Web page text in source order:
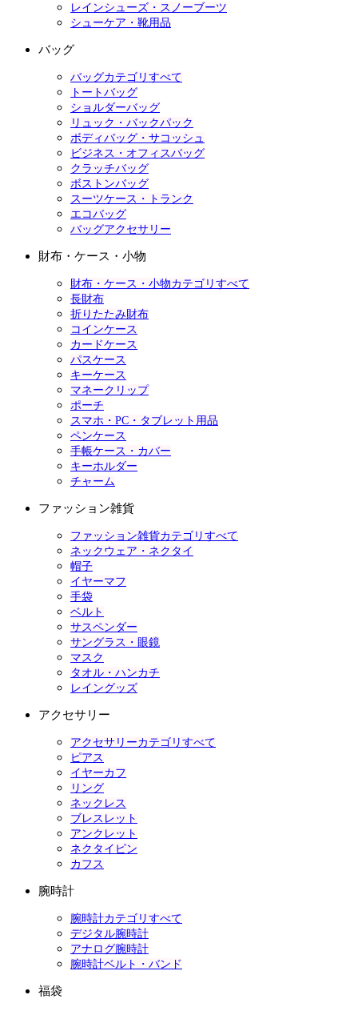
レインシューズ・スノーブーツ
シューケア・靴用品
バッグ
バッグカテゴリすべて
トートバッグ
ショルダーバッグ
リュック・バックパック
ボディバッグ・サコッシュ
ビジネス・オフィスバッグ
クラッチバッグ
ボストンバッグ
スーツケース・トランク
エコバッグ
バッグアクセサリー
財布・ケース・小物
財布・ケース・小物カテゴリすべて
長財布
折りたたみ財布
コインケース
カードケース
パスケース
キーケース
マネークリップ
ポーチ
スマホ・PC・タブレット用品
ペンケース
手帳ケース・カバー
キーホルダー
チャーム
ファッション雑貨
ファッション雑貨カテゴリすべて
ネックウェア・ネクタイ
帽子
イヤーマフ
手袋
ベルト
サスペンダー
サングラス・眼鏡
マスク
タオル・ハンカチ
レイングッズ
アクセサリー
アクセサリーカテゴリすべて
ピアス
イヤーカフ
リング
ネックレス
ブレスレット
アンクレット
ネクタイピン
カフス
腕時計
腕時計カテゴリすべて
デジタル腕時計
アナログ腕時計
腕時計ベルト・バンド
福袋